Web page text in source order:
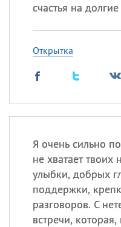
счастья на
Открытка
Я очень сильно
не хватает
улыбки, добрых
поддержки,
разговоров. С
встречи,